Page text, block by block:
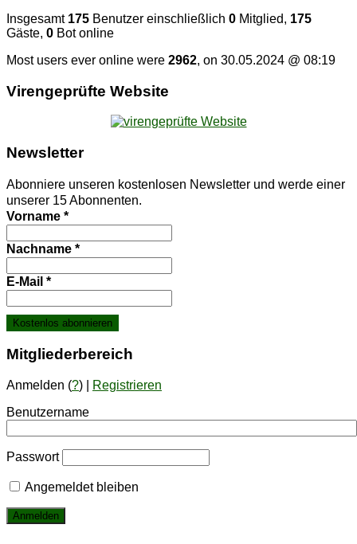
Insgesamt 175 Benutzer einschließlich 0 Mitglied, 175
Gäste, 0 Bot online
Most users ever online were 2962, on 30.05.2024 @ 08:19
Vi­ren­ge­prüf­te Website
News­let­ter
Abonniere unseren kostenlosen Newsletter und werde einer
unserer 15 Abonnenten.
Vorname *
Nachname *
E-Mail *
Mit­glie­der­be­reich
Anmelden (?) |
Registrieren
Benutzername
Passwort
Angemeldet bleiben